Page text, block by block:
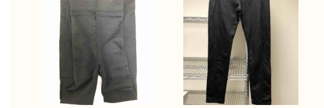
舒适，而且还很显腿长。舒适裆部，
运动更活动自如。侧边口袋设计，实
用美观。纯色的格调简约大气，款式
百搭，配什么都好看!